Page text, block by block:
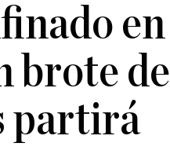
en
brote de
partirá